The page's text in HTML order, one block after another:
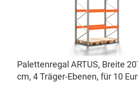
Palettenregal ARTUS, Breite
cm, 4 Träger-Ebenen, für 10